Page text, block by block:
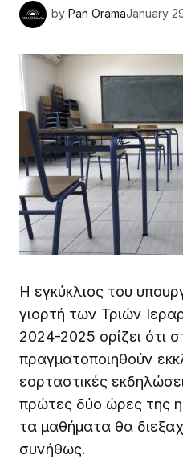
by Pan OramaJanuary
Η εγκύκλιος του
γιορτή των Τριών
2024-2025 ορίζει ότι
πραγματοποιηθούν
εορταστικές
πρώτες δύο ώρες της
τα μαθήματα θα
συνήθως.